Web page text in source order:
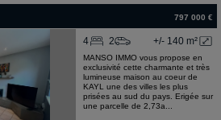
797 000 €
+/- 140 m²
4 2
MANSO IMMO vous propose en
exclusivité cette charmante et très
lumineuse maison au coeur de
KAYL une des villes les plus
prisées au sud du pays. Erigée sur
une parcelle de 2,73a...